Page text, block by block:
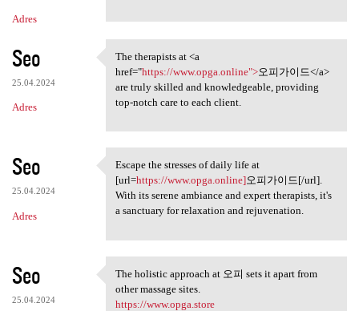
Adres
Seo
25.04.2024
Adres
The therapists at <a href=
The therapists at <a
href="https://www.opga.online">오피가이드</a>
are truly skilled and knowledgeable, providing
top-notch care to each client.
Seo
25.04.2024
Adres
Escape the stresses of daily
Escape the stresses of daily life at
[url=https://www.opga.online]오피가이드[/url].
With its serene ambiance and expert therapists, it's
a sanctuary for relaxation and rejuvenation.
Seo
25.04.2024
The holistic approach at 오피
The holistic approach at 오피 sets it apart from
other massage sites.
https://www.opga.store